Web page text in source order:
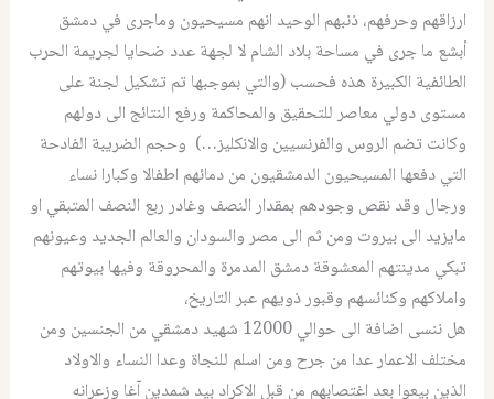
ارزاقهم وحرفهم، ذنبهم الوحيد انهم مسيحيون وماجرى في دمشق
أبشع ما جرى في مساحة بلاد الشام لا لجهة عدد ضحايا لجريمة الحرب
الطائفية الكبيرة هذه فحسب (والتي بموجبها تم تشكيل لجنة على
مستوى دولي معاصر للتحقيق والمحاكمة ورفع النتائج الى دولهم
وكانت تضم الروس والفرنسيين والانكليز…) وحجم الضريبة الفادحة
التي دفعها المسيحيون الدمشقيون من دمائهم اطفالا وكبارا نساء
ورجال وقد نقص وجودهم بمقدار النصف وغادر ربع النصف المتبقي او
مايزيد الى بيروت ومن ثم الى مصر والسودان والعالم الجديد وعيونهم
تبكي مدينتهم المعشوقة دمشق المدمرة والمحروقة وفيها بيوتهم
واملاكهم وكنائسهم وقبور ذويهم عبر التاريخ،
هل ننسى اضافة الى حوالي 12000 شهيد دمشقي من الجنسين ومن
مختلف الاعمار عدا من جرح ومن اسلم للنجاة وعدا النساء والاولاد
الذين بيعوا بعد اغتصابهم من قبل الاكراد بيد شمدين آغا وزعرانه